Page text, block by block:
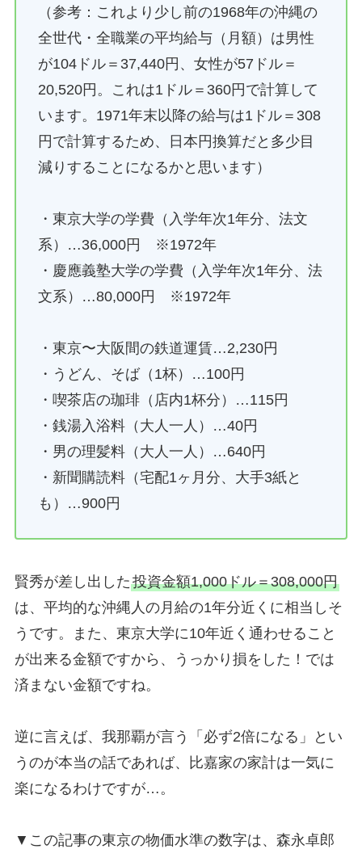
（参考：これより少し前の1968年の沖縄の
全世代・全職業の平均給与（月額）は男性
が104ドル＝37,440円、女性が57ドル＝
20,520円。これは1ドル＝360円で計算して
います。1971年末以降の給与は1ドル＝308
円で計算するため、日本円換算だと多少目
減りすることになるかと思います）
・東京大学の学費（入学年次1年分、法文
系）…36,000円 ※1972年
・慶應義塾大学の学費（入学年次1年分、法
文系）…80,000円 ※1972年
・東京〜大阪間の鉄道運賃…2,230円
・うどん、そば（1杯）…100円
・喫茶店の珈琲（店内1杯分）…115円
・銭湯入浴料（大人一人）…40円
・男の理髪料（大人一人）…640円
・新聞購読料（宅配1ヶ月分、大手3紙と
も）…900円
賢秀が差し出した投資金額1,000ドル＝308,000円
は、平均的な沖縄人の月給の1年分近くに相当しそ
うです。また、東京大学に10年近く通わせること
が出来る金額ですから、うっかり損をした！では
済まない金額ですね。
逆に言えば、我那覇が言う「必ず2倍になる」とい
うのが本当の話であれば、比嘉家の家計は一気に
楽になるわけですが…。
▼この記事の東京の物価水準の数字は、森永卓郎